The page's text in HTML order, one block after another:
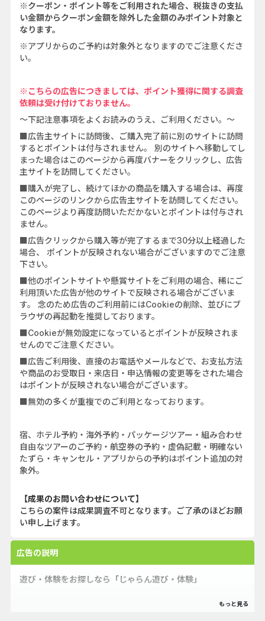
※クーポン・ポイント等をご利用された場合、税抜きの支払
い金額からクーポン金額を除外した金額のみポイント対象と
なります。
※アプリからのご予約は対象外となりますのでご注意くださ
い。
※こちらの広告につきましては、ポイント獲得に関する調査
依頼は受け付けておりません。
～下記注意事項をよくお読みのうえ、ご利用ください。～
■広告主サイトに訪問後、ご購入完了前に別のサイトに訪問
するとポイントは付与されません。 別のサイトへ移動してし
まった場合はこのページから再度バナーをクリックし、広告
主サイトを訪問してください。
■購入が完了し、続けてほかの商品を購入する場合は、再度
このページのリンクから広告主サイトを訪問してください。
このページより再度訪問いただかないとポイントは付与され
ません。
■広告クリックから購入等が完了するまで30分以上経過した
場合、 ポイントが反映されない場合がございますのでご注意
下さい。
■他のポイントサイトや懸賞サイトをご利用の場合、稀にご
利用頂いた広告が他のサイトで反映される場合がございま
す。 念のため広告のご利用前にはCookieの削除、並びにブ
ラウザの再起動を推奨しております。
■Cookieが無効設定になっているとポイントが反映されま
せんのでご注意ください。
■広告ご利用後、直接のお電話やメールなどで、お支払方法
や商品のお受取日・来店日・申込情報の変更等をされた場合
はポイントが反映されない場合がございます。
■無効の多くが重複でのご利用となっております。
宿、ホテル予約・海外予約・パッケージツアー・組み合わせ
自由なツアーのご予約・航空券の予約・虚偽記載・明確ない
たずら・キャンセル・アプリからの予約はポイント追加の対
象外。
【成果のお問い合わせについて】
こちらの案件は成果調査不可となります。ご了承のほどお願
い申し上げます。
広告の説明
遊び・体験をお探しなら「じゃらん遊び・体験」